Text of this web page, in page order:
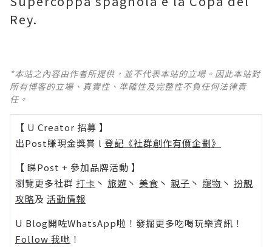
Rey.
*本站之內容由作者所提供，並不代表本站的立場。因此本站對
所有博客的立場、真實性、準確性及完整性不負任何法律責
任。
【 U Creator 招募 】
出Post賺現金獎賞 l 登記《社群創作有價企劃》
【 睇Post + 參加品牌活動 】
瀏覽更多社群 打卡 丶 旅遊 丶 美食 丶 親子 丶 寵物 丶 扮靚
攻略及 活動情報
U Blog開咗WhatsApp啦！發掘更多吃喝玩樂資訊！
Follow 我哋 ！